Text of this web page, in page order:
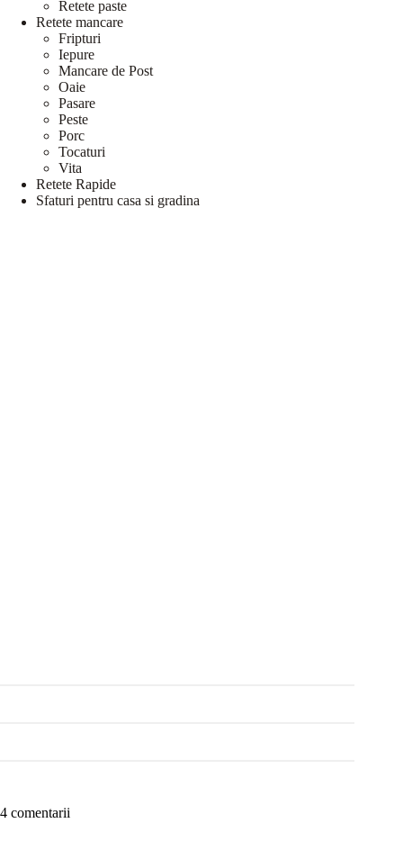
Retete paste
Retete mancare
Fripturi
Iepure
Mancare de Post
Oaie
Pasare
Peste
Porc
Tocaturi
Vita
Retete Rapide
Sfaturi pentru casa si gradina
4 comentarii